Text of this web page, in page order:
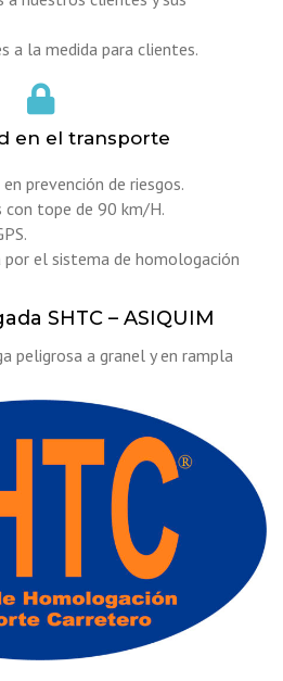
a la medida para clientes.
en el transporte
prevención de riesgos.
con tope de 90 km/H.
por el sistema de homologación
SHTC – ASIQUIM
peligrosa a granel y en rampla